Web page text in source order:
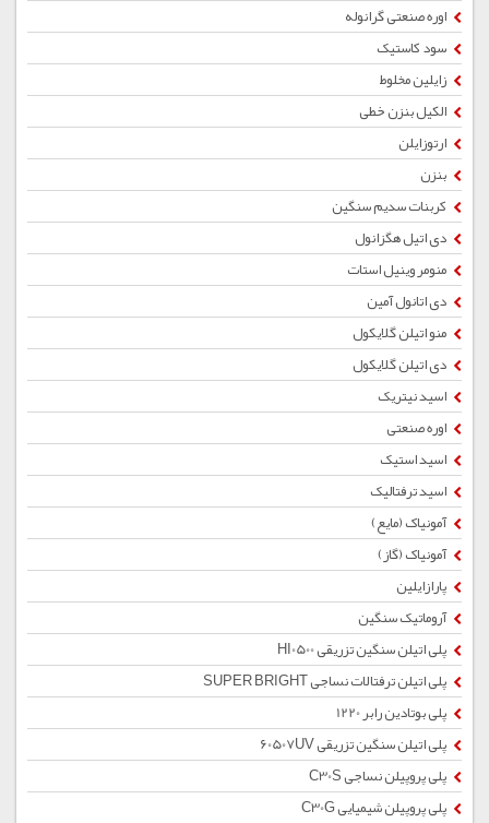
اوره صنعتی گرانوله
سود کاستیک
زایلین مخلوط
الکیل بنزن خطی
ارتوزایلن
بنزن
کربنات سدیم سنگین
دی اتیل هگزانول
منومر وینیل استات
دی اتانول آمین
منو اتیلن گلایکول
دی اتیلن گلایکول
اسید نیتریک
اوره صنعتی
اسید استیک
اسید ترفتالیک
آمونیاک (مایع)
آمونیاک (گاز)
پارازایلین
آروماتیک سنگین
پلی اتیلن سنگین تزریقی HI0500
پلی اتیلن ترفتالات نساجی SUPER BRIGHT
پلی بوتادین رابر 1220
پلی اتیلن سنگین تزریقی 60507UV
پلی پروپیلن نساجی C30S
پلی پروپیلن شیمیایی C30G